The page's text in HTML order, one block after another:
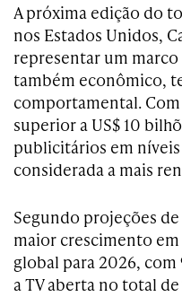
A próxima edição do
nos Estados Unidos,
representar um
também econômico,
comportamental.
superior a US$ 10
publicitários em
considerada a mais
Segundo projeções
maior crescimento
global para 2026, com
a TV aberta no total de